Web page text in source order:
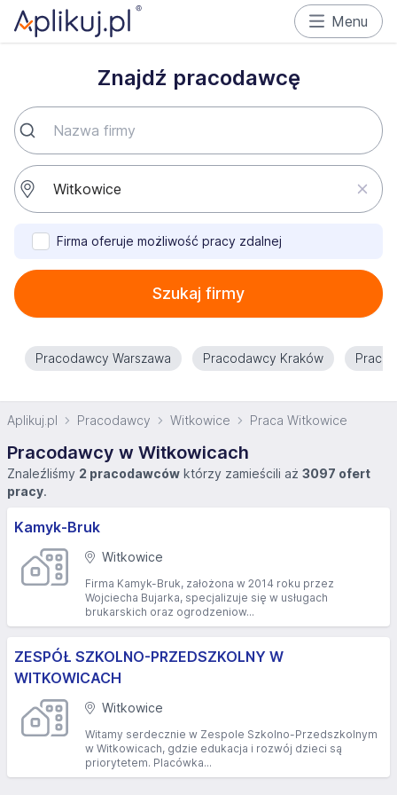
Menu
Znajdź pracodawcę
Firma oferuje możliwość pracy zdalnej
Szukaj firmy
Pracodawcy Warszawa Pracodawcy Kraków
Aplikuj.pl Pracodawcy Witkowice Praca Witkowice
Pracodawcy w Witkowicach
Znaleźliśmy 2 pracodawców którzy zamieścili aż 3097 ofert
pracy.
Kamyk-Bruk
Witkowice
Firma Kamyk-Bruk, założona w 2014 roku przez
Wojciecha Bujarka, specjalizuje się w usługach
brukarskich oraz ogrodzeniow...
ZESPÓŁ SZKOLNO-PRZEDSZKOLNY W
WITKOWICACH
Witkowice
Witamy serdecznie w Zespole Szkolno-Przedszkolnym
w Witkowicach, gdzie edukacja i rozwój dzieci są
priorytetem. Placówka...